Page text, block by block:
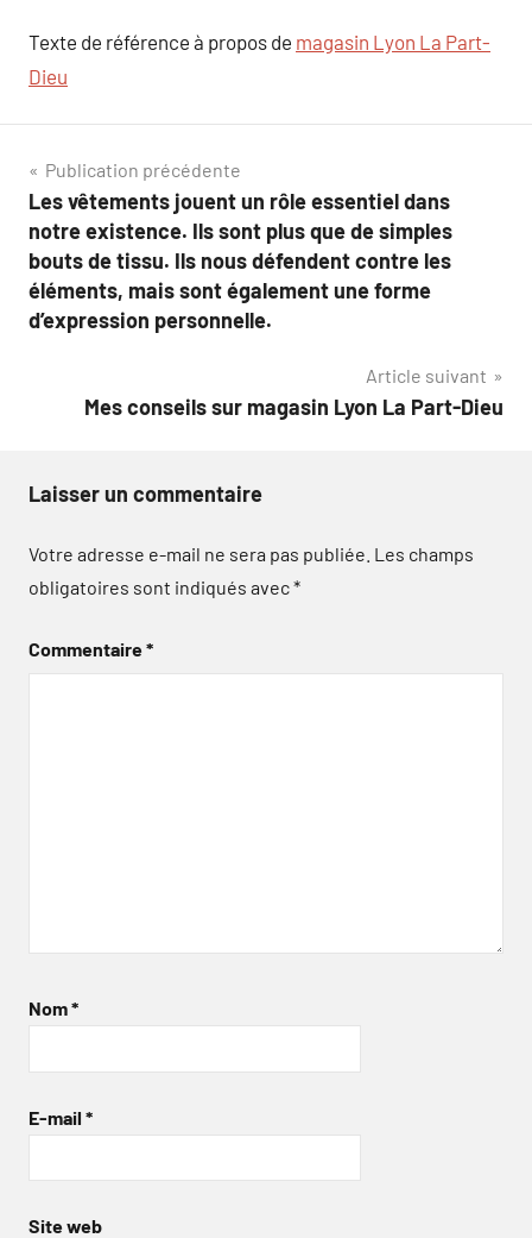
Texte de référence à propos de magasin Lyon La Part-
Dieu
Navigation
de
l’article
Publication précédente
Les vêtements jouent un rôle essentiel dans
notre existence. Ils sont plus que de simples
bouts de tissu. Ils nous défendent contre les
éléments, mais sont également une forme
d’expression personnelle.
Article suivant
Mes conseils sur magasin Lyon La Part-Dieu
Laisser un commentaire
Votre adresse e-mail ne sera pas publiée. Les champs
obligatoires sont indiqués avec*
Commentaire*
Nom*
E-mail *
Site web